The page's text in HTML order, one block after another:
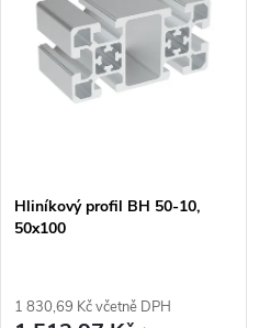
r
Abecedně
p
p
r
o
Hliníkový profil BH 50-10,
50x100
1 830,69 Kč včetně DPH